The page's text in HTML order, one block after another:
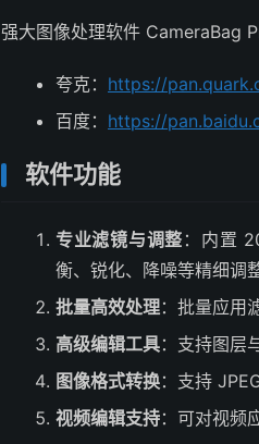
强大图像处理软件 CameraBag
夸克： https://
百度： https://
软件功能
专业滤镜与调整 ：内置
衡、锐化、降噪等精细调整
批量高效处理：批量应用
高级编辑工具：支持图层
图像格式转换：支持
视频编辑支持：可对视频